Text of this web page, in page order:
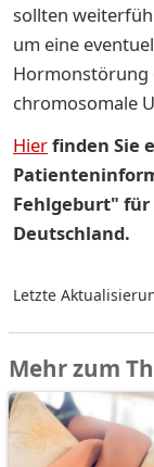
sollten
um eine
Hormonstörung
chromosomale
Hierfinden Sie
Fehlgeburt" für
Deutschland.
Letzte
Mehr zum